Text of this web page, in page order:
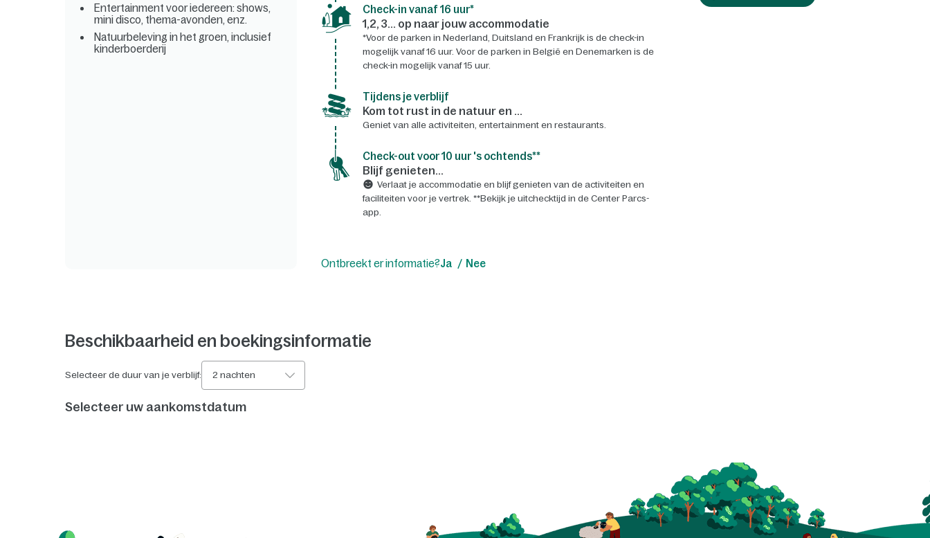
Entertainment voor iedereen: shows,
mini disco, thema-avonden, enz.
Natuurbeleving in het groen, inclusief
kinderboerderij
Check-in vanaf 16 uur*
1,2, 3... op naar jouw accommodatie
*Voor de parken in Nederland, Duitsland en Frankrijk is de check-in
mogelijk vanaf 16 uur. Voor de parken in België en Denemarken is de
check-in mogelijk vanaf 15 uur.
Tijdens je verblijf
Kom tot rust in de natuur en ...
Geniet van alle activiteiten, entertainment en restaurants.
Check-out voor 10 uur 's ochtends**
Blijf genieten...
Verlaat je accommodatie en blijf genieten van de activiteiten en
faciliteiten voor je vertrek. **Bekijk je uitchecktijd in de Center Parcs-
app.
Ontbreekt er informatie?Ja Nee
Beschikbaarheid en boekingsinformatie
Selecteer de duur van je verblijf: 2 nachten
Selecteer uw aankomstdatum